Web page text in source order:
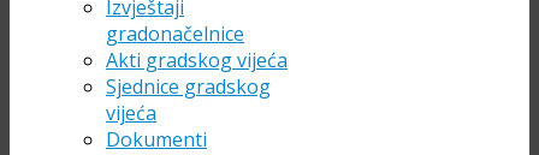
Izvještaji
gradonačelnice
Akti gradskog vijeća
Sjednice gradskog
vijeća
Dokumenti